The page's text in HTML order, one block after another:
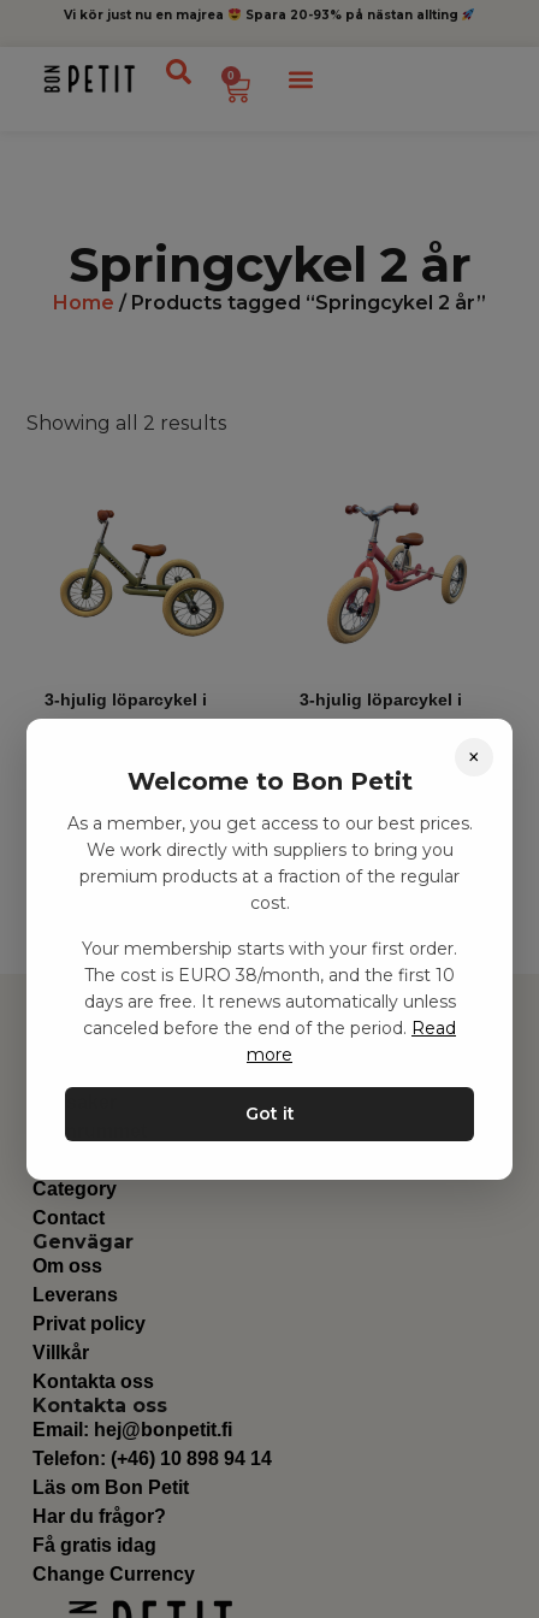
Vi kör just nu en majrea Spara 20-93% på nästan allting
0
Springcykel 2 år
Home / Products tagged “Springcykel 2 år”
Showing all 2 results
3-hjulig löparcykel i
Add to basket
3-hjulig löparcykel i
Add to basket
Barnrummet
Category
Contact
Genvägar
Om oss
Leverans
Privat policy
Villkår
Kontakta oss
Kontakta oss
Email: hej@bonpetit.fi
Telefon: (+46) 10 898 94 14
Läs om Bon Petit
Har du frågor?
Få gratis idag
Change Currency
×
Welcome to Bon Petit
As a member, you get access to our best prices.
We work directly with suppliers to bring you
premium products at a fraction of the regular
cost.
Your membership starts with your first order.
The cost is EURO 38/month, and the first 10
days are free. It renews automatically unless
canceled before the end of the period. Read
more
Got it